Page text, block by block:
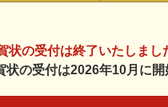
状の受付は終了いたしまし
状の受付は2026年10月に開